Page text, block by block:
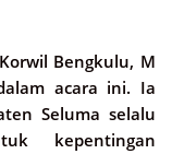
Bengkulu, M
acara ini. Ia
Seluma selalu
kepentingan